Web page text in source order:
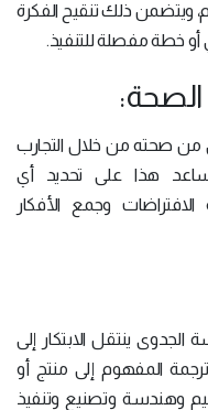
ويتضمن ذلك تنقيح الفكرة
أو خطة مفصلة للتنفيذ.
من صحته من خلال التجارب
هذا على تحديد أي
وجمع الأفكار
ينتقل الابتكار إلى
المفهوم إلى منتج أو
وهندسة وتصنيع وتنفيذ